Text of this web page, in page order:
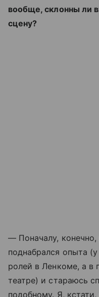
вообще, склонны ли
сцену?
— Поначалу, конечно,
поднабрался опыта
ролей в Ленкоме, а в
театре) и стараюсь
подобному. Я,